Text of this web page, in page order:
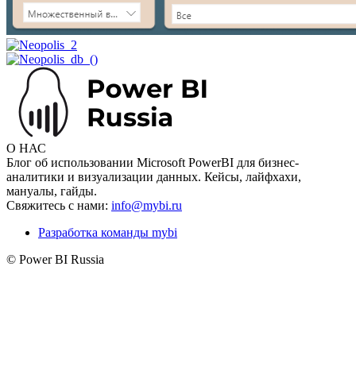
О НАС
Блог об использовании Microsoft PowerBI для бизнес-
аналитики и визуализации данных. Кейсы, лайфхахи,
мануалы, гайды.
Свяжитесь с нами: info@mybi.ru
Разработка команды mybi
© Power BI Russia